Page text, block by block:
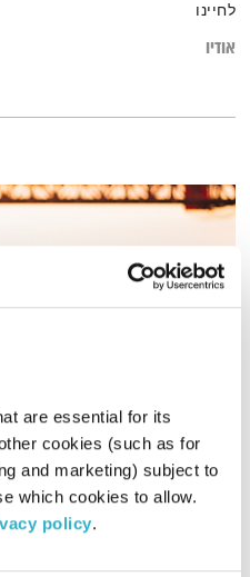
are essential for its
cookies (such as for
and marketing) subject to
which cookies to allow.
policy.
לחיינו
אודיו
המתכון לדייט המושלם
דקה וקצת
שדרנים מתחלפים